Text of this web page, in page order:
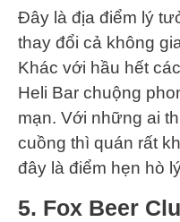
Đây là địa điểm lý
thay đổi cả không
Khác với hầu hết
Heli Bar chuộng
mạn. Với những ai
cuồng thì quán rất
đây là điểm hẹn hò
5. Fox Beer